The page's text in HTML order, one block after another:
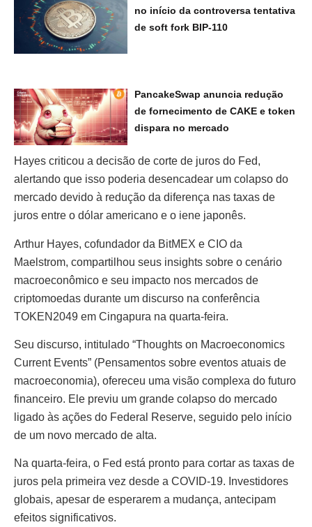
no início da controversa tentativa
de soft fork BIP-110
PancakeSwap anuncia redução
de fornecimento de CAKE e token
dispara no mercado
Hayes criticou a decisão de corte de juros do Fed,
alertando que isso poderia desencadear um colapso do
mercado devido à redução da diferença nas taxas de
juros entre o dólar americano e o iene japonês.
Arthur Hayes, cofundador da BitMEX e CIO da
Maelstrom, compartilhou seus insights sobre o cenário
macroeconômico e seu impacto nos mercados de
criptomoedas durante um discurso na conferência
TOKEN2049 em Cingapura na quarta-feira.
Seu discurso, intitulado “Thoughts on Macroeconomics
Current Events” (Pensamentos sobre eventos atuais de
macroeconomia), ofereceu uma visão complexa do futuro
financeiro. Ele previu um grande colapso do mercado
ligado às ações do Federal Reserve, seguido pelo início
de um novo mercado de alta.
Na quarta-feira, o Fed está pronto para cortar as taxas de
juros pela primeira vez desde a COVID-19. Investidores
globais, apesar de esperarem a mudança, antecipam
efeitos significativos.